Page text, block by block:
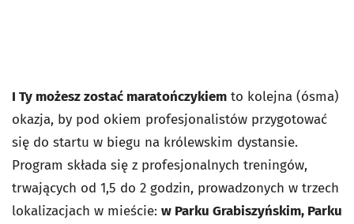
I Ty możesz zostać maratończykiem to kolejna (ósma)
okazja, by pod okiem profesjonalistów przygotować
się do startu w biegu na królewskim dystansie.
Program składa się z profesjonalnych treningów,
trwających od 1,5 do 2 godzin, prowadzonych w trzech
lokalizacjach w mieście: w Parku Grabiszyńskim, Parku